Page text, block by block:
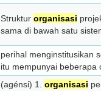
Struktur organisasi
sama di bawah satu
perihal menginstitusikan
itu mempunyai beberapa
(agénsi) 1. organisasi